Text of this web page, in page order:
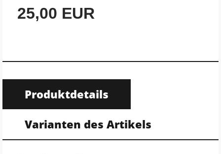
25,00 EUR
Produktdetails
Varianten des Artikels